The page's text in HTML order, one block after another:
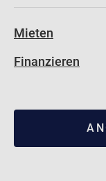
Mieten
Finanzieren